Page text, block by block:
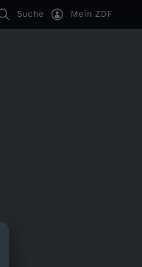
Suche Mein ZDF